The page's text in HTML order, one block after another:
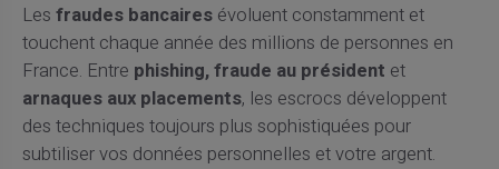
Les fraudes bancairesévoluent constamment et
touchent chaque année des millions de personnes en
France. Entre phishing, fraude au président et
arnaques aux placements, les escrocs développent
des techniques toujours plus sophistiquées pour
subtiliser vos données personnelles et votre argent.